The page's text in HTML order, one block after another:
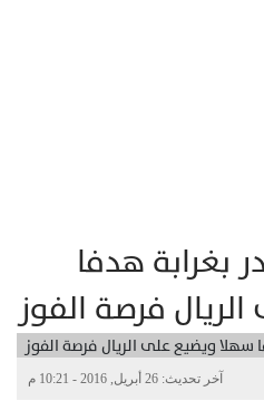
بغرابة هدفا
فرصة الفوز
آخر تحديث: 26 أبريل, 2016 - 10:21 م